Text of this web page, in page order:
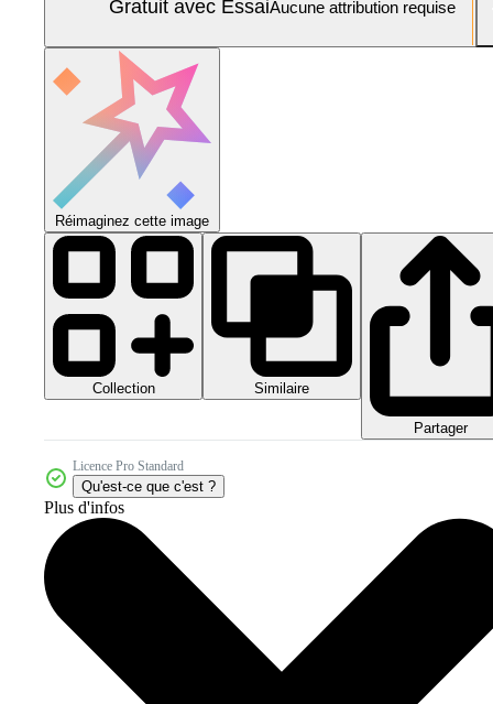
Gratuit avec EssaiAucune attribution requise
Réimaginez cette image
Collection Similaire
Partager
Licence Pro Standard
Qu'est-ce que c'est ?
Plus d'infos